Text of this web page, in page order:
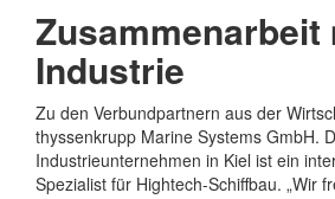
Zusammenarbeit
Industrie
Zu den Verbundpartnern aus der
thyssenkrupp Marine Systems GmbH.
Industrieunternehmen in Kiel ist ein
Spezialist für Hightech-Schiffbau. „Wir